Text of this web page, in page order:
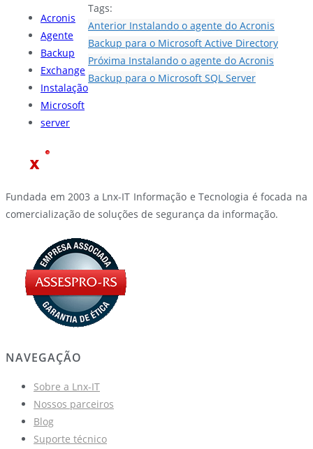
Tags:
Acronis
Agente
Backup
Exchange
Instalação
Microsoft
server
Anterior Instalando o agente do Acronis
Backup para o Microsoft Active Directory
Próxima Instalando o agente do Acronis
Backup para o Microsoft SQL Server
Fundada em 2003 a Lnx-IT Informação e Tecnologia é focada na
comercialização de soluções de segurança da informação.
NAVEGAÇÃO
Sobre a Lnx-IT
Nossos parceiros
Blog
Suporte técnico